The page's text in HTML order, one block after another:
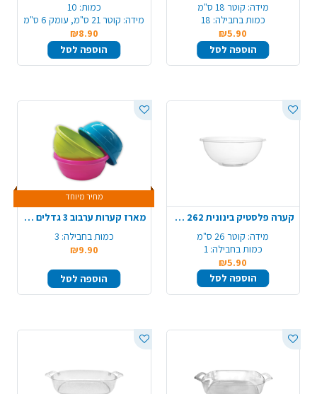
מידה: קוטר 18 ס"מ
כמות בחבילה: 18
₪5.90
הוספה לסל
כמות: 10
מידה: קוטר 21 ס"מ, עומק 6 ס"מ
₪8.90
הוספה לסל
קערה פלסטיק בינונית 262 - שקוף
מידה: קוטר 26 ס"מ
כמות בחבילה: 1
₪5.90
הוספה לסל
מחיר מיוחד
מארז קערות ערבוב 3 גדלים - צבעוני
כמות בחבילה: 3
₪9.90
הוספה לסל